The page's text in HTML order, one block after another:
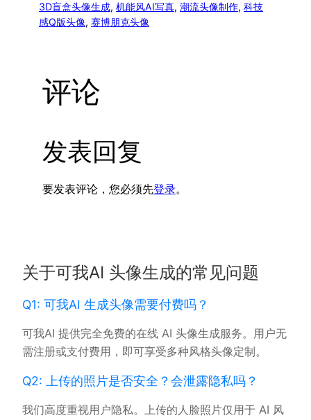
3D盲盒头像生成, 机能风AI写真, 潮流头像制作, 科技
感Q版头像, 赛博朋克头像
评论
发表回复
要发表评论，您必须先登录。
关于可我AI 头像生成的常见问题
Q1: 可我AI 生成头像需要付费吗？
可我AI 提供完全免费的在线 AI 头像生成服务。用户无
需注册或支付费用，即可享受多种风格头像定制。
Q2: 上传的照片是否安全？会泄露隐私吗？
我们高度重视用户隐私。上传的人脸照片仅用于 AI 风